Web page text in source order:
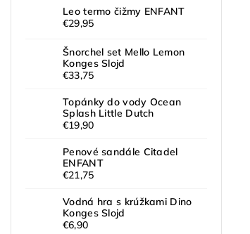
Leo termo čižmy ENFANT
€29,95
Šnorchel set Mello Lemon
Konges Slojd
€33,75
Topánky do vody Ocean
Splash Little Dutch
€19,90
Penové sandále Citadel
ENFANT
€21,75
Vodná hra s krúžkami Dino
Konges Slojd
€6,90